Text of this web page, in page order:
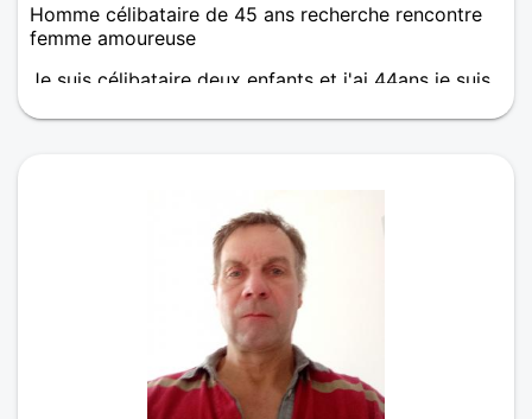
Homme célibataire de 45 ans recherche rencontre
femme amoureuse
Je suis célibataire deux enfants et j'ai 44ans je suis